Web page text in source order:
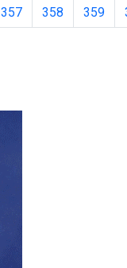
357 358 359